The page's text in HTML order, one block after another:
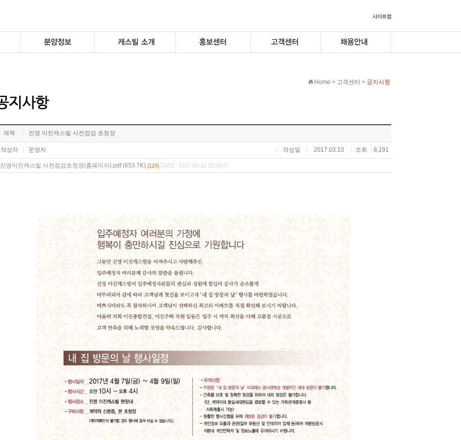
Home > 고객센터 > 공지사항
제목 진영 이진캐스빌 사전점검 초청장
작성자 운영자 작성일 2017.03.10 조회 8,191
진영이진캐스빌 사전점검초청장(홈페이지).pdf (653.7K) [129] DATE : 2017-03-10 13:29:47